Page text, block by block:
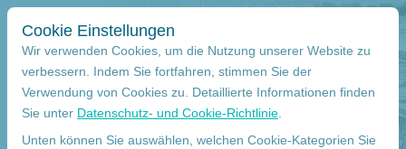
Cookie Einstellungen
Wir verwenden Cookies, um die Nutzung unserer Website zu
verbessern. Indem Sie fortfahren, stimmen Sie der
Verwendung von Cookies zu. Detaillierte Informationen finden
Sie unter Datenschutz- und Cookie-Richtlinie
Unten können Sie auswählen, welchen Cookie-Kategorien Sie
Abholstation
Mersin Çukurova Internationaler Flughafen Internationale Flüge